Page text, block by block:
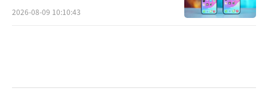
2026-08-09 10:10:43